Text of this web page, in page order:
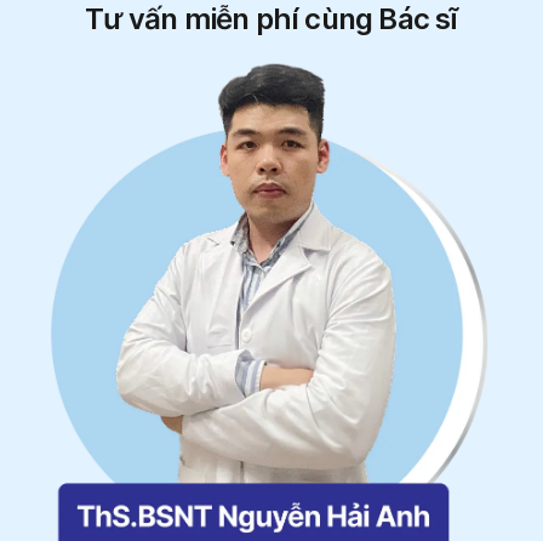
Tư vấn miễn phí cùng Bác sĩ